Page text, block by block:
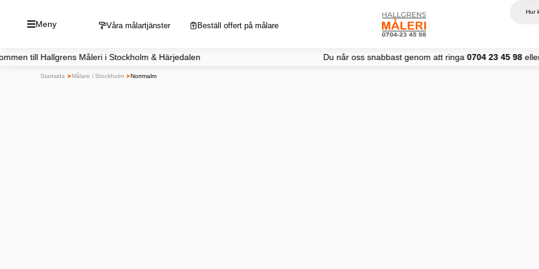
Meny Våra målartjänster Beställ offert på målare
Måleri i Stockholm & Härjedalen Du når oss snabbast genom att ringa0704 23 45 98eller
Startsida ➤Målare i Stockholm ➤Norrmalm